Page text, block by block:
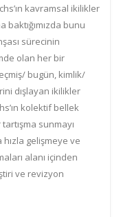
kavramsal ikilikler
baktığımızda bunu
sürecinin
olan her bir
bugün, kimlik/
dışlayan ikilikler
kolektif bellek
sunmayı
hızla gelişmeye ve
alanı içinden
ve revizyon